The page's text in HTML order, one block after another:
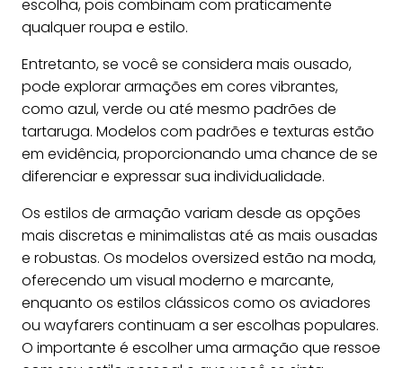
escolha, pois combinam com praticamente
qualquer roupa e estilo.
Entretanto, se você se considera mais ousado,
pode explorar armações em cores vibrantes,
como azul, verde ou até mesmo padrões de
tartaruga. Modelos com padrões e texturas estão
em evidência, proporcionando uma chance de se
diferenciar e expressar sua individualidade.
Os estilos de armação variam desde as opções
mais discretas e minimalistas até as mais ousadas
e robustas. Os modelos oversized estão na moda,
oferecendo um visual moderno e marcante,
enquanto os estilos clássicos como os aviadores
ou wayfarers continuam a ser escolhas populares.
O importante é escolher uma armação que ressoe